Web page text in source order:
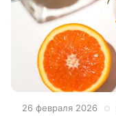
26 февраля 2026